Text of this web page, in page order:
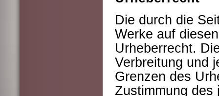
Die durch die
Werke auf
Urheberrecht.
Verbreitung und
Grenzen des
Zustimmung des